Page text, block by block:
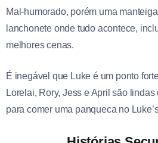
Mal-humorado, porém uma
lanchonete onde tudo acontece,
melhores cenas.
É inegável que Luke é um ponto
Lorelai, Rory, Jess e April são
para comer uma panqueca no